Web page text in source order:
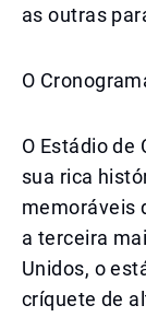
as outras
O
O Estádio de
sua rica
memoráveis
a terceira
Unidos, o
críquete de